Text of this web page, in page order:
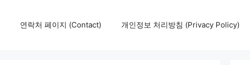
연락처 페이지 (Contact) 개인정보 처리방침 (Privacy Policy)